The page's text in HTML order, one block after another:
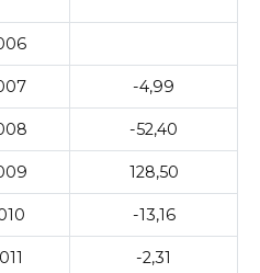
-4,99
-52,40
128,50
-13,16
-2,31